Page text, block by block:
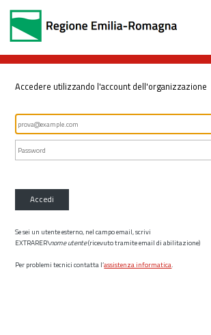
Accedere utilizzando l'account dell'organizzazione
Accedi
Se sei un utente esterno, nel campo email, scrivi
EXTRARER\nome utente(ricevuto tramite email di abilitazione)
Per problemi tecnici contatta l’assistenza informatica.